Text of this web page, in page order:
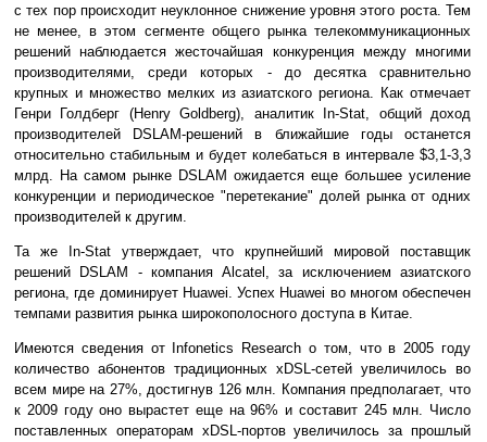
с тех пор происходит неуклонное снижение уровня этого роста. Тем
не менее, в этом сегменте общего рынка телекоммуникационных
решений наблюдается жесточайшая конкуренция между многими
производителями, среди которых - до десятка сравнительно
крупных и множество мелких из азиатского региона. Как отмечает
Генри Голдберг (Henry Goldberg), аналитик In-Stat, общий доход
производителей DSLAM-решений в ближайшие годы останется
относительно стабильным и будет колебаться в интервале $3,1-3,3
млрд. На самом рынке DSLAM ожидается еще большее усиление
конкуренции и периодическое "перетекание" долей рынка от одних
производителей к другим.
Та же In-Stat утверждает, что крупнейший мировой поставщик
решений DSLAM - компания Alcatel, за исключением азиатского
региона, где доминирует Huawei. Успех Huawei во многом обеспечен
темпами развития рынка широкополосного доступа в Китае.
Имеются сведения от Infonetics Research о том, что в 2005 году
количество абонентов традиционных xDSL-сетей увеличилось во
всем мире на 27%, достигнув 126 млн. Компания предполагает, что
к 2009 году оно вырастет еще на 96% и составит 245 млн. Число
поставленных операторам xDSL-портов увеличилось за прошлый